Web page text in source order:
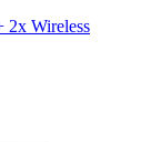
2x Wireless